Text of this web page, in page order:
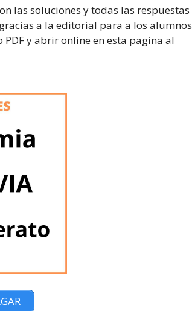
las soluciones y todas las respuestas
a la editorial para a los alumnos
y abrir online en esta pagina al